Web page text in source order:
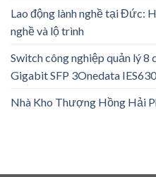
Lao động lành nghề tại Đức:
nghề và lộ trình
Switch công nghiệp quản lý 8
Gigabit SFP 3Onedata
Nhà Kho Thượng Hồng Hải